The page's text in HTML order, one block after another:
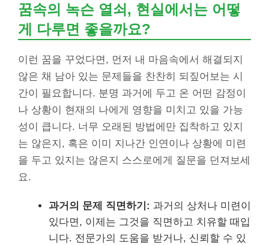
꿈속의 녹슨 열쇠, 현실에서는 어떻
게 다루면 좋을까요?
이런 꿈을 꾸었다면, 먼저 내 마음속에서 해결되지
않은 채 남아 있는 문제들을 찬찬히 되짚어보는 시
간이 필요합니다. 분명 과거에 두고 온 어떤 감정이
나 상황이 현재의 나에게 영향을 미치고 있을 가능
성이 큽니다. 너무 오래된 방법에만 집착하고 있지
는 않은지, 혹은 이미 지나간 인연이나 상황에 미련
을 두고 있지는 않은지 스스로에게 질문을 던져보세
요.
과거의 문제 직면하기: 과거의 상처나 미련이
있다면, 이제는 그것을 직면하고 치유할 때입
니다. 전문가의 도움을 받거나, 신뢰할 수 있